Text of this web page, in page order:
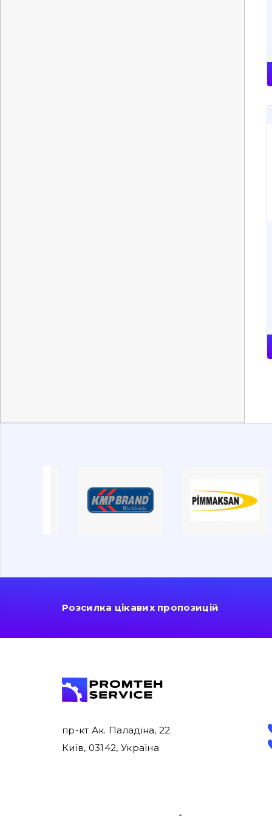
Розсилка цікавих пропозицій
пр-кт Ак. Паладіна, 22
Київ, 03142, Україна